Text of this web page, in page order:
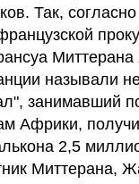
Так, согласно
называли
занимавший
Африки,
2,5
Миттерана,